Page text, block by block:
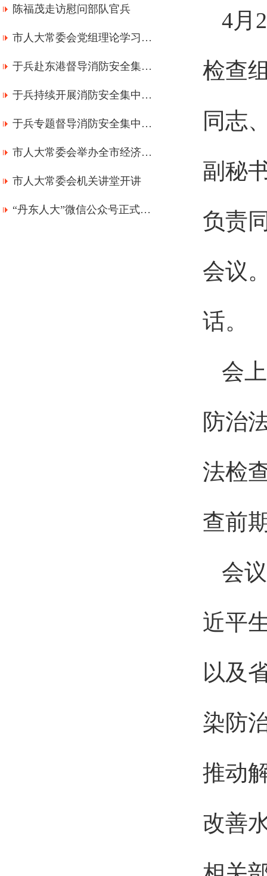
4月
检查
同志
副秘
负责
会议
话。
会
防治
法检
查前
会
近平
以及
染防
推动
改善
陈福茂走访慰问部队官兵
市人大常委会党组理论学习中心组召开学习（扩大）会议
于兵赴东港督导消防安全集中整治工作
于兵持续开展消防安全集中整治工作专题督导
于兵专题督导消防安全集中整治工作
市人大常委会举办全市经济形势专题辅导讲座
市人大常委会机关讲堂开讲
“丹东人大”微信公众号正式上线